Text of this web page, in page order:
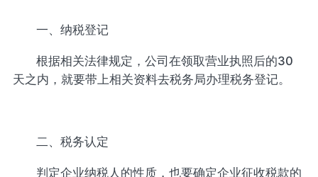
一、纳税登记
根据相关法律规定，公司在领取营业执照后的30
天之内，就要带上相关资料去税务局办理税务登记。
二、税务认定
判定企业纳税人的性质，也要确定企业征收税款的